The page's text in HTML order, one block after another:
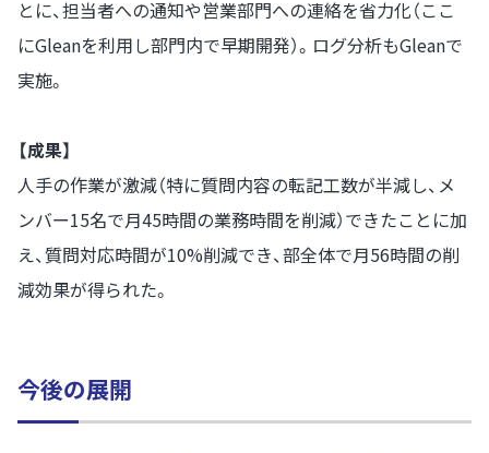
とに、担当者への通知や営業部門への連絡を省力化（ここ
にGleanを利用し部門内で早期開発）。ログ分析もGleanで
実施。
【成果】
人手の作業が激減（特に質問内容の転記工数が半減し、メ
ンバー15名で月45時間の業務時間を削減）できたことに加
え、質問対応時間が10%削減でき、部全体で月56時間の削
減効果が得られた。
今後の展開